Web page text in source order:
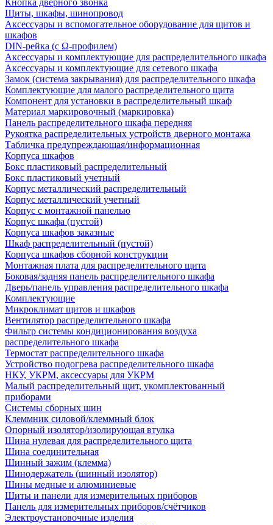
Кнопка дверного звонка
Щиты, шкафы, шинопровод
Аксессуары и вспомогательное оборудование для щитов и
шкафов
DIN-рейка (с Ω-профилем)
Аксессуары и комплектующие для распределительного шкафа
Аксессуары и комплектующие для сетевого шкафа
Замок (система закрывания) для распределительного шкафа
Комплектующие для малого распределительного щита
Компонент для установки в распределительный шкаф
Материал маркировочный (маркировка)
Панель распределительного шкафа передняя
Рукоятка распределительных устройств дверного монтажа
Табличка предупреждающая/информационная
Корпуса шкафов
Бокс пластиковый распределительный
Бокс пластиковый учетный
Корпус металлический распределительный
Корпус металлический учетный
Корпус с монтажной панелью
Корпус шкафа (пустой)
Корпуса шкафов заказные
Шкаф распределительный (пустой)
Корпуса шкафов сборной конструкции
Монтажная плата для распределительного щита
Боковая/задняя панель распределительного шкафа
Дверь/панель управления распределительного шкафа
Комплектующие
Микроклимат щитов и шкафов
Вентилятор распределительного шкафа
Фильтр системы кондиционирования воздуха
распределительного шкафа
Термостат распределительного шкафа
Устройство подогрева распределительного шкафа
НКУ, УКРМ, аксессуары для УКРМ
Малый распределительный щит, укомплектованный
приборами
Системы сборных шин
Клеммник силовой/клеммный блок
Опорный изолятор/изолирующая втулка
Шина нулевая для распределительного щита
Шина соединительная
Шинный зажим (клемма)
Шинодержатель (шинный изолятор)
Шины медные и алюминиевые
Щиты и панели для измерительных приборов
Панель для измерительных приборов/счётчиков
Электроустановочные изделия